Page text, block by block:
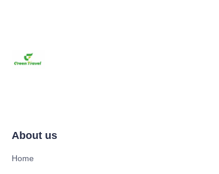
About us
Home